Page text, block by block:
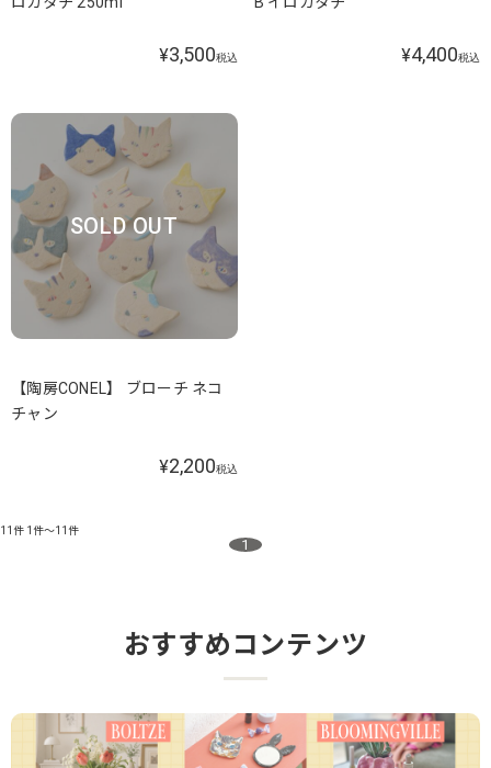
¥3,500税込 ¥4,400税込
SOLD OUT
【陶房CONEL】 ブローチ ネコ
チャン
¥2,200税込
11件 1件～11件
1
おすすめコンテンツ